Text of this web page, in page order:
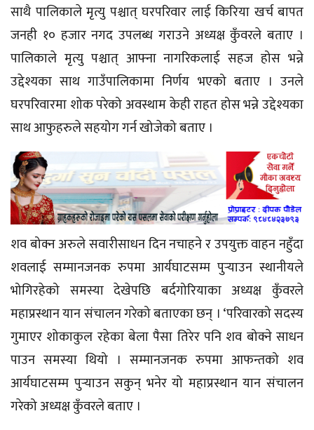
साथै पालिकाले मृत्यु पश्चात् घरपरिवार लाई किरिया खर्च बापत
जनही १० हजार नगद उपलब्ध गराउने अध्यक्ष कुँवरले बताए ।
पालिकाले मृत्यु पश्चात् आफ्ना नागरिकलाई सहज होस भन्ने
उद्देश्यका साथ गाउँपालिकामा निर्णय भएको बताए । उनले
घरपरिवारमा शोक परेको अवस्थाम केही राहत होस भन्ने उद्देश्यका
साथ आफुहरुले सहयोग गर्न खोजेको बताए ।
शव बोक्न अरुले सवारीसाधन दिन नचाहने र उपयुक्त वाहन नहुँदा
शवलाई सम्मानजनक रुपमा आर्यघाटसम्म पुर्‍याउन स्थानीयले
भोगिरहेको समस्या देखेपछि बर्दगोरियाका अध्यक्ष कुँवरले
महाप्रस्थान यान संचालन गरेको बताएका छन् । ‘परिवारको सदस्य
गुमाएर शोकाकुल रहेका बेला पैसा तिरेर पनि शव बोक्ने साधन
पाउन समस्या थियो । सम्मानजनक रुपमा आफन्तको शव
आर्यघाटसम्म पुर्‍याउन सकुन् भनेर यो महाप्रस्थान यान संचालन
गरेको अध्यक्ष कुँवरले बताए ।